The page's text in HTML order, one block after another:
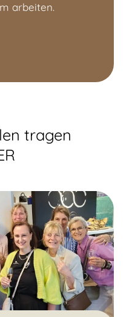
arbeiten.
tragen